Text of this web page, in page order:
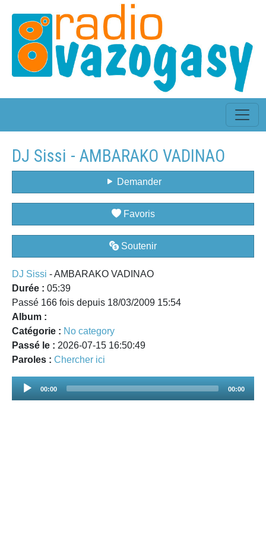
DJ Sissi - AMBARAKO VADINAO
Demander
Favoris
Soutenir
DJ Sissi - AMBARAKO VADINAO
Durée : 05:39
Passé 166 fois depuis 18/03/2009 15:54
Album :
Catégorie : No category
Passé le : 2026-07-15 16:50:49
Paroles : Chercher ici
Audio
00:00 00:00